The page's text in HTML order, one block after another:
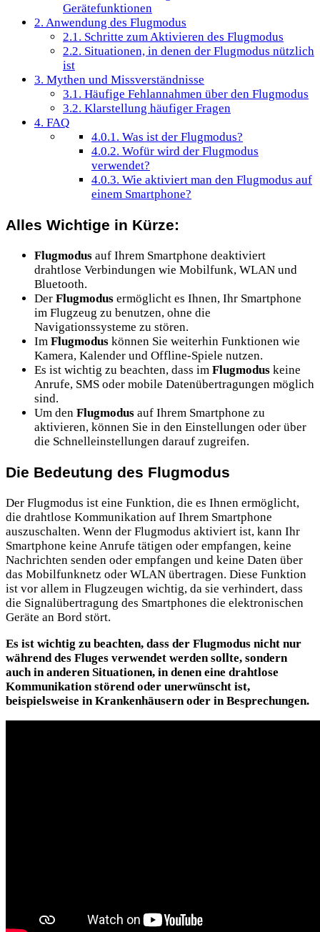
Gerätefunktionen
2. Anwendung des Flugmodus
2.1. Schritte zum Aktivieren des Flugmodus
2.2. Situationen, in denen der Flugmodus nützlich
ist
3. Mythen und Missverständnisse
3.1. Häufige Fehlannahmen über den Flugmodus
3.2. Klarstellung häufiger Fragen
4. FAQ
4.0.1. Was ist der Flugmodus?
4.0.2. Wofür wird der Flugmodus
verwendet?
4.0.3. Wie aktiviert man den Flugmodus auf
einem Smartphone?
Alles Wichtige in Kürze:
Flugmodus auf Ihrem Smartphone deaktiviert
drahtlose Verbindungen wie Mobilfunk, WLAN und
Bluetooth.
Der Flugmodus ermöglicht es Ihnen, Ihr Smartphone
im Flugzeug zu benutzen, ohne die
Navigationssysteme zu stören.
Im Flugmodus können Sie weiterhin Funktionen wie
Kamera, Kalender und Offline-Spiele nutzen.
Es ist wichtig zu beachten, dass im Flugmodus keine
Anrufe, SMS oder mobile Datenübertragungen möglich
sind.
Um den Flugmodus auf Ihrem Smartphone zu
aktivieren, können Sie in den Einstellungen oder über
die Schnelleinstellungen darauf zugreifen.
Die Bedeutung des Flugmodus
Der Flugmodus ist eine Funktion, die es Ihnen ermöglicht,
die drahtlose Kommunikation auf Ihrem Smartphone
auszuschalten. Wenn der Flugmodus aktiviert ist, kann Ihr
Smartphone keine Anrufe tätigen oder empfangen, keine
Nachrichten senden oder empfangen und keine Daten über
das Mobilfunknetz oder WLAN übertragen. Diese Funktion
ist vor allem in Flugzeugen wichtig, da sie verhindert, dass
die Signalübertragung des Smartphones die elektronischen
Geräte an Bord stört.
Es ist wichtig zu beachten, dass der Flugmodus nicht nur
während des Fluges verwendet werden sollte, sondern
auch in anderen Situationen, in denen eine drahtlose
Kommunikation störend oder unerwünscht ist,
beispielsweise in Krankenhäusern oder in Besprechungen.